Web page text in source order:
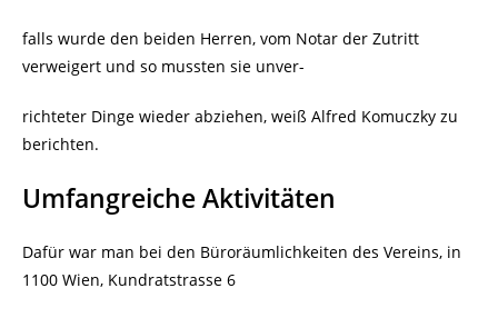
falls wurde den beiden Herren, vom Notar der Zutritt
verweigert und so mussten sie unver-
richteter Dinge wieder abziehen, weiß Alfred Komuczky zu
berichten.
Umfangreiche Aktivitäten
Dafür war man bei den Büroräumlichkeiten des Vereins, in
1100 Wien, Kundratstrasse 6